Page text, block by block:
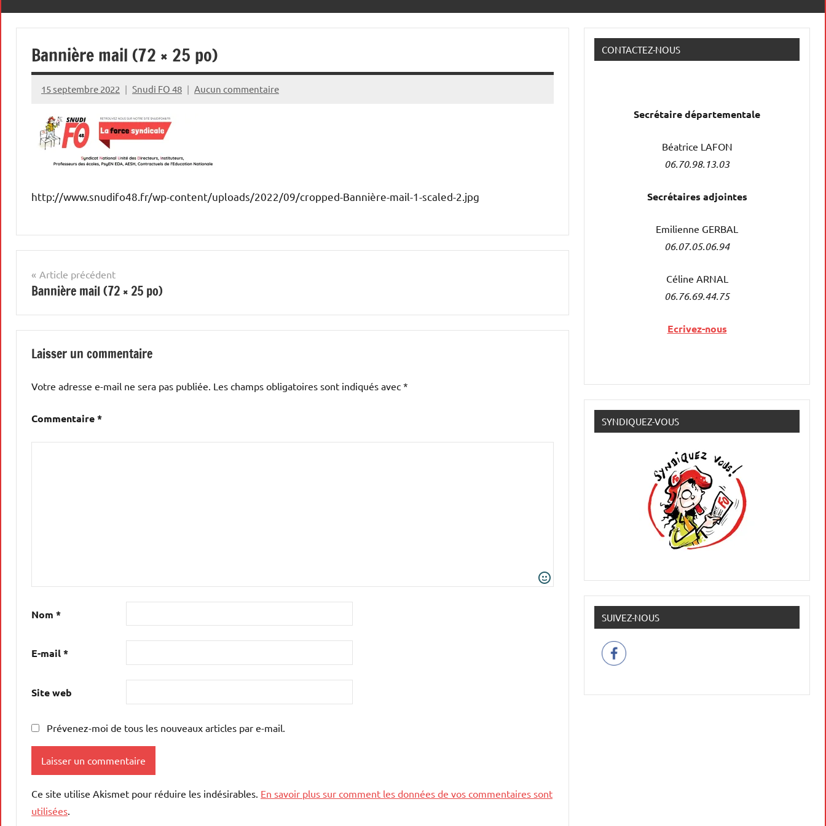
48
droits,
qui
défendre
tous
!
Bannière mail (72 × 25 po)
15 septembre 2022 Snudi FO 48 Aucun commentaire
http://www.snudifo48.fr/wp-content/uploads/2022/09/cropped-Bannière-mail-1-scaled-2.jpg
Navigation
de
l’article
Article précédent
Bannière mail (72 × 25 po)
Laisser un commentaire
Votre adresse e-mail ne sera pas publiée. Les champs obligatoires sont indiqués avec *
Commentaire*
Nom *
E-mail*
Site web
Prévenez-moi de tous les nouveaux articles par e-mail.
Ce site utilise Akismet pour réduire les indésirables. En savoir plus sur comment les données de vos commentaires sont
utilisées
CONTACTEZ-NOUS
Secrétairedépartementale
Béatrice LAFON
06.70.98.13.03
Secrétaires adjointes
Emilienne GERBAL
06.07.05.06.94
Céline ARNAL
06.76.69.44.75
Ecrivez-nous
SYNDIQUEZ-VOUS
SUIVEZ-NOUS